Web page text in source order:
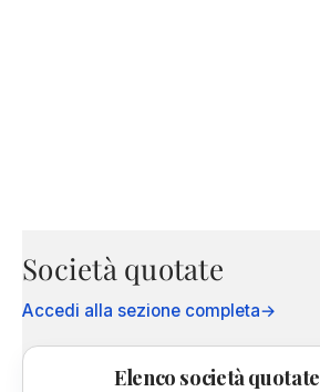
Società quotate
Accedi alla sezione completa→
Elenco società quotate